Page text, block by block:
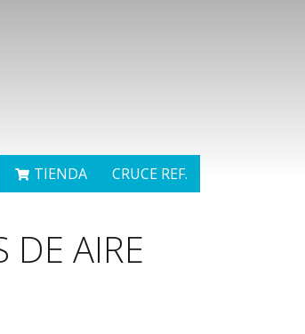
TIENDA CRUCE REF.
DE AIRE